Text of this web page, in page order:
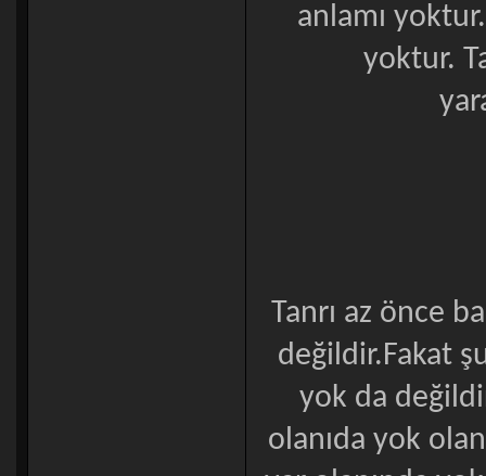
anlamı
yoktur.
Tanrı az önce
değildir.Fakat
yok da
olanıda yok